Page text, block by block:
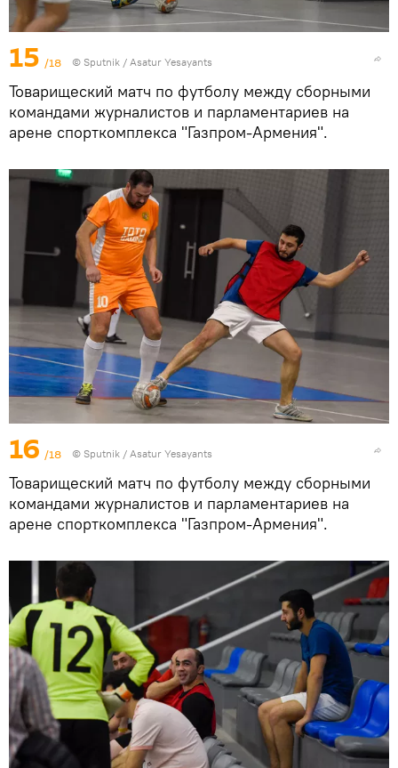
15 /18 © Sputnik / Asatur Yesayants
Товарищеский матч по футболу между сборными
командами журналистов и парламентариев на
арене спорткомплекса "Газпром-Армения".
16 /18 © Sputnik / Asatur Yesayants
Товарищеский матч по футболу между сборными
командами журналистов и парламентариев на
арене спорткомплекса "Газпром-Армения".